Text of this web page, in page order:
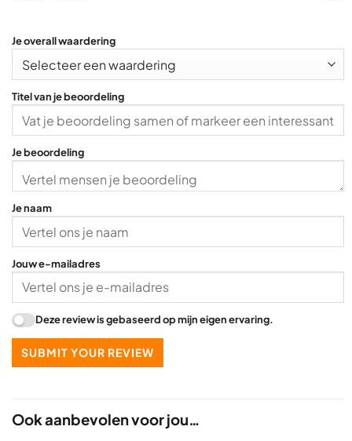
Ook aanbevolen voor jou…
Je overall waardering
Titel van je beoordeling
Je beoordeling
Je naam
Jouw e-mailadres
Deze review is gebaseerd op mijn eigen ervaring.
SUBMIT YOUR REVIEW